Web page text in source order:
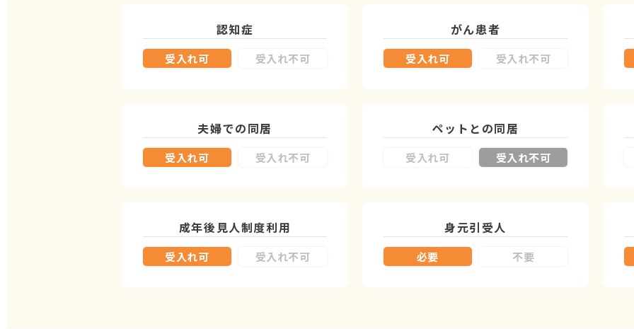
認知症
受入れ可 受入れ不可
がん患者
受入れ可 受入れ不可
夫婦での同居
受入れ可 受入れ不可
ペットとの同居
受入れ可 受入れ不可
成年後見人制度利用
受入れ可 受入れ不可
身元引受人
必要 不要